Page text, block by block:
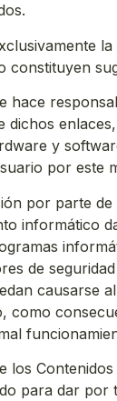
y
por este
por parte
informático
de
para dar